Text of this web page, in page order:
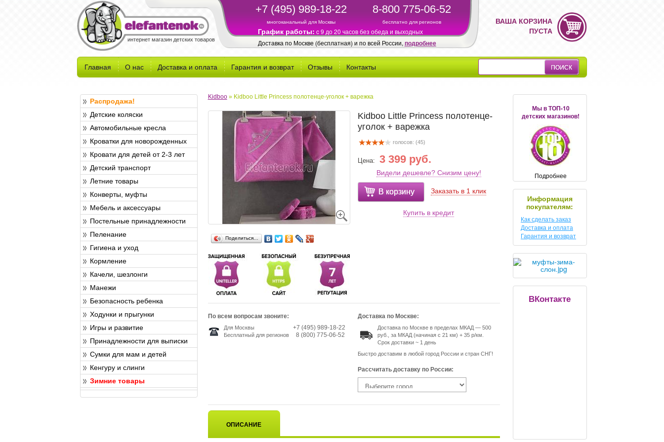
интернет магазин детских товаров
+7 (495) 989-18-22
многоканальный для Москвы
8-800 775-06-52
бесплатно для регионов
График работы: c 9 до 20 часов без обеда и выходных
Доставка по Москве (бесплатная) и по всей России, подробнее
ВАША КОРЗИНА
ПУСТА
Главная О нас Доставка и оплата Гарантия и возврат Отзывы Контакты
Распродажа!
Детские коляски
Автомобильные кресла
Кроватки для новорожденных
Кровати для детей от 2-3 лет
Детский транспорт
Летние товары
Конверты, муфты
Мебель и аксессуары
Постельные принадлежности
Пеленание
Гигиена и уход
Кормление
Качели, шезлонги
Манежи
Безопасность ребенка
Ходунки и прыгунки
Игры и развитие
Принадлежности для выписки
Сумки для мам и детей
Кенгуру и слинги
Зимние товары
Kidboo» Kidboo Little Princess полотенце-уголок + варежка
Поделиться…
Kidboo Little Princess полотенце-
уголок + варежка
голосов: (45)
Цена: 3 399 руб.
Видели дешевле? Снизим цену!
В корзину Заказать в 1 клик
Купить в кредит
По всем вопросам звоните:
Для Москвы
Бесплатный для регионов
+7 (495) 989-18-22
8 (800) 775-06-52
Доставка по Москве:
Доставка по Москве в пределах МКАД — 500
руб., за МКАД (начиная с 21 км) + 35 р/км.
Срок доставки ~ 1 день
Быстро доставим в любой город России и стран СНГ!
Рассчитать доставку по России:
ОПИСАНИЕ
Мы в ТОП-10
детских магазинов!
Подробнее
Информация
покупателям:
Как сделать заказ
Доставка и оплата
Гарантия и возврат
ВКонтакте